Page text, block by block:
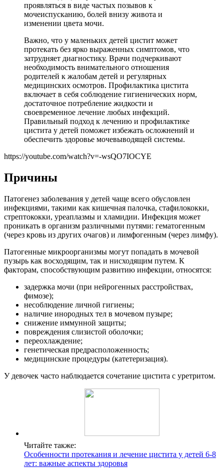
проявляться в виде частых позывов к
мочеиспусканию, болей внизу живота и
изменении цвета мочи.
Важно, что у маленьких детей цистит может
протекать без ярко выраженных симптомов, что
затрудняет диагностику. Врачи подчеркивают
необходимость внимательного отношения
родителей к жалобам детей и регулярных
медицинских осмотров. Профилактика цистита
включает в себя соблюдение гигиенических норм,
достаточное потребление жидкости и
своевременное лечение любых инфекций.
Правильный подход к лечению и профилактике
цистита у детей поможет избежать осложнений и
обеспечить здоровье мочевыводящей системы.
https://youtube.com/watch?v=-wsQO7IOCYE
Причины
Патогенез заболевания у детей чаще всего обусловлен
инфекциями, такими как кишечная палочка, стафилококки,
стрептококки, уреаплазмы и хламидии. Инфекция может
проникать в организм различными путями: гематогенным
(через кровь из других очагов) и лимфогенным (через лимфу).
Патогенные микроорганизмы могут попадать в мочевой
пузырь как восходящим, так и нисходящим путем. К
факторам, способствующим развитию инфекции, относятся:
задержка мочи (при нейрогенных расстройствах,
фимозе);
несоблюдение личной гигиены;
наличие инородных тел в мочевом пузыре;
снижение иммунной защиты;
повреждения слизистой оболочки;
переохлаждение;
генетическая предрасположенность;
медицинские процедуры (катетеризация).
У девочек часто наблюдается сочетание цистита с уретритом.
Читайте также:
Особенности протекания и лечение цистита у детей 6-8
лет: важные аспекты здоровья